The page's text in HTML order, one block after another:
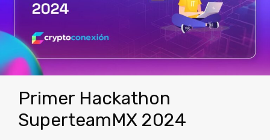
Primer Hackathon
SuperteamMX 2024